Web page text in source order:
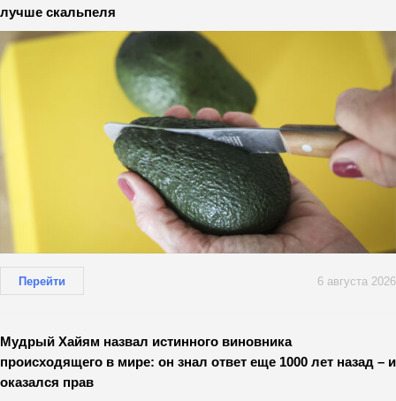
лучше скальпеля
Перейти 6 августа 2026
Мудрый Хайям назвал истинного виновника
происходящего в мире: он знал ответ еще 1000 лет назад – и
оказался прав